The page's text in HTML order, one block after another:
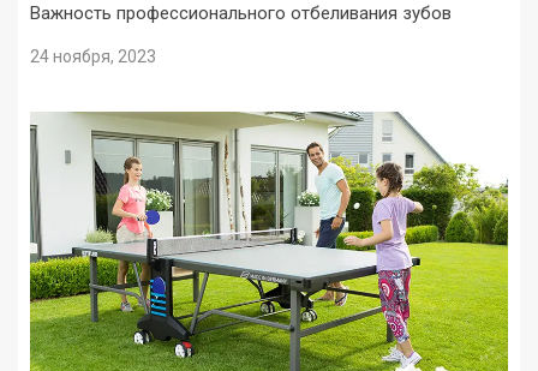
Важность профессионального отбеливания зубов
24 ноября, 2023